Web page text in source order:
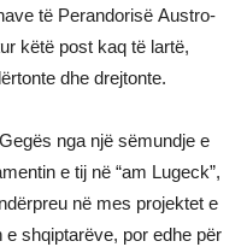
tё Perandorisё Austro-
kёtё post kaq tё lartё,
dhe drejtonte.
nga njё sёmundje e
e tij në “am Lugeck”,
në mes projektet e
shqiptarёve, por edhe pёr